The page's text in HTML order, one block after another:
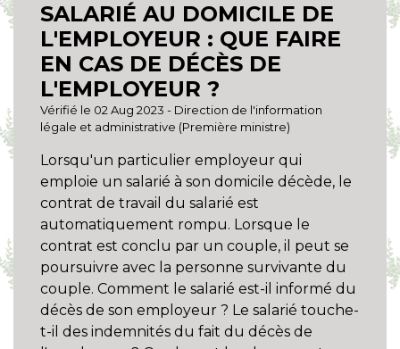
SALARIÉ AU DOMICILE DE
L'EMPLOYEUR : QUE FAIRE
EN CAS DE DÉCÈS DE
L'EMPLOYEUR ?
Vérifié le 02 Aug 2023 - Direction de l'information
légale et administrative (Première ministre)
Lorsqu'un particulier employeur qui
emploie un salarié à son domicile décède, le
contrat de travail du salarié est
automatiquement rompu. Lorsque le
contrat est conclu par un couple, il peut se
poursuivre avec la personne survivante du
couple. Comment le salarié est-il informé du
décès de son employeur ? Le salarié touche-
t-il des indemnités du fait du décès de